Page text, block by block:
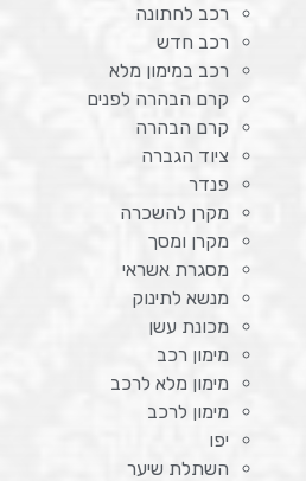
רכב לחתונה
רכב חדש
רכב במימון מלא
קרם הבהרה לפנים
קרם הבהרה
ציוד הגברה
פנדר
מקרן להשכרה
מקרן ומסך
מסגרת אשראי
מנשא לתינוק
מכונת עשן
מימון רכב
מימון מלא לרכב
מימון לרכב
יפו
השתלת שיער